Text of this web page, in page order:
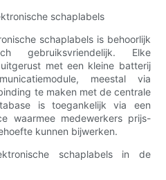
schaplabels
schaplabels is behoorlijk
gebruiksvriendelijk. Elke
met een kleine batterij
meestal via
te maken met de centrale
is toegankelijk via een
waarmee medewerkers prijs-
kunnen bijwerken.
schaplabels in de